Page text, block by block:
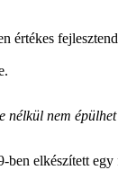
értékes
nélkül nem épülhet
elkészített